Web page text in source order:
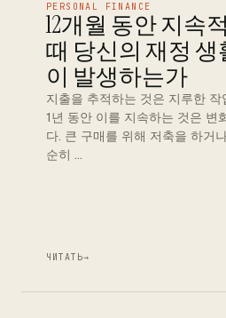
PERSONAL FINANCE
12개월 동안 지속
때 당신의 재정 생
이 발생하는가
지출을 추적하는 것은 지루한
1년 동안 이를 지속하는 것은 변
다. 큰 구매를 위해 저축을 하거
순히 …
ЧИТАТЬ→